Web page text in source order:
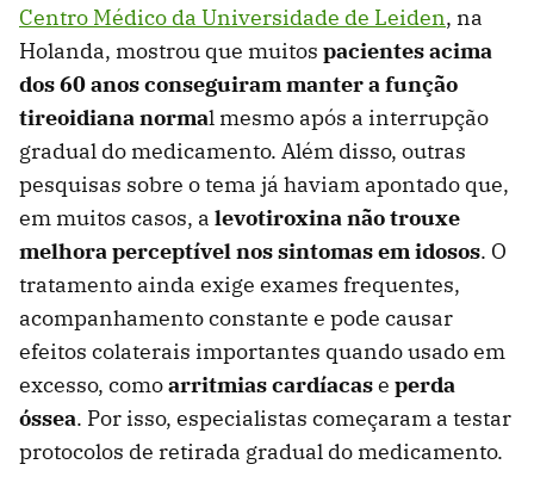
Centro Médico da Universidade de Leiden, na
Holanda, mostrou que muitos pacientes acima
dos 60 anos conseguiram manter a função
tireoidiana normal mesmo após a interrupção
gradual do medicamento. Além disso, outras
pesquisas sobre o tema já haviam apontado que,
em muitos casos, a levotiroxina não trouxe
melhora perceptível nos sintomas em idosos. O
tratamento ainda exige exames frequentes,
acompanhamento constante e pode causar
efeitos colaterais importantes quando usado em
excesso, comoarritmias cardíacase perda
óssea. Por isso, especialistas começaram a testar
protocolos de retirada gradual do medicamento.